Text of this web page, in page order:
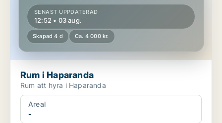
SENAST UPPDATERAD
12:52 • 03 aug.
Skapad 4 d Ca. 4 000 kr.
Rum i Haparanda
Rum att hyra i Haparanda
Areal
-